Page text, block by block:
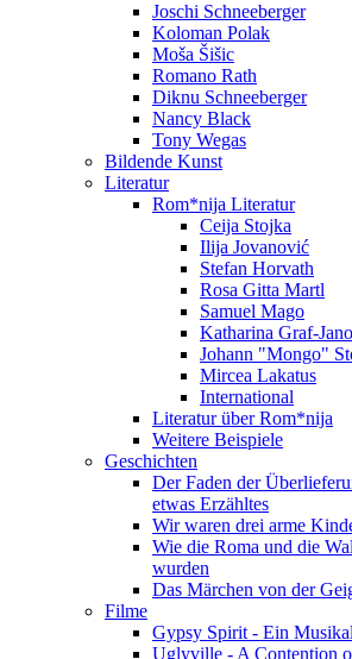
Joschi Schneeberger
Koloman Polak
Moša Šišic
Romano Rath
Diknu Schneeberger
Nancy Black
Tony Wegas
Bildende Kunst
Literatur
Rom*nija Literatur
Ceija Stojka
Ilija Jovanović
Stefan Horvath
Rosa Gitta Martl
Samuel Mago
Katharina Graf-
Johann "Mongo"
Mircea Lakatus
International
Literatur über Rom*nija
Weitere Beispiele
Geschichten
Der Faden der
etwas Erzähltes
Wir waren drei arme
Wie die Roma und die
wurden
Das Märchen von der
Filme
Gypsy Spirit - Ein
Uglyville - A Contention